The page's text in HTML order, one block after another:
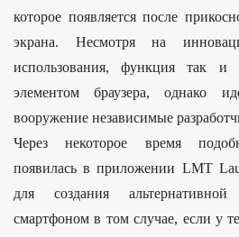
которое появляется после
экрана. Несмотря на
использования, функция так и
элементом браузера, однако
вооружение независимые
Через некоторое время
появилась в приложении LMT
для создания
смартфоном в том случае, если у